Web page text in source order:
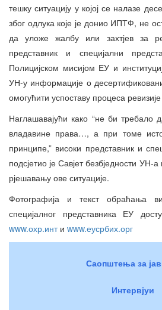
тешку ситуацију у којој се налазе
због одлука које је донио ИПТФ, не
да уложе жалбу или захтјев за
представник и специјални
Полицијском мисијом ЕУ и
УН-у информације о
омогућити успоставу процеса
Наглашавајући како “не би требало
владавине права…, а при томе
принципе,” високи представник и
подсјетио је Савјет безбједности УН-
рјешавању ове ситуације.
Фотографија и текст обраћања
специјалног представника ЕУ
www.охр.инти www.еусрбих.орг
Саопштења за
Интервјуи